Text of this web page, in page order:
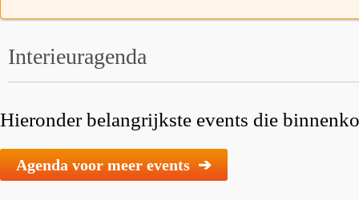
Interieuragenda
Hieronder belangrijkste events die
Agenda voor meer events ➔